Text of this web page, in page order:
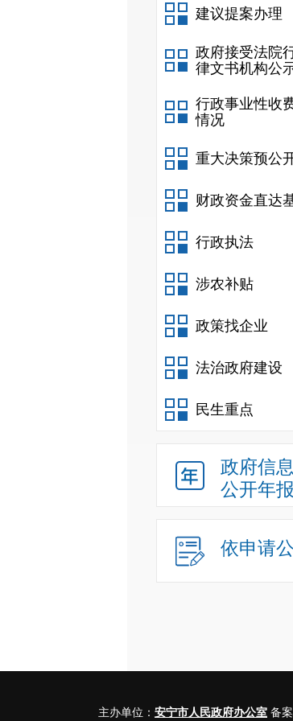
建议提案办理
政府接受法院
律文书机构公
行政事业性收
情况
重大决策预公
财政资金直达
行政执法
涉农补贴
政策找企业
法治政府建设
民生重点
政府信息
公开年报
依申请
主办单位： 安宁市人民政府办公室 备